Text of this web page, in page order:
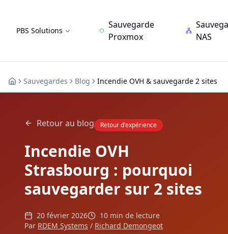
PBS Solutions
Sauvegarde
Proxmox
NAS
RDEM Systems
Sauvegardes Blog Incendie OVH & sauvegarde 2 sites
Retour au blog Retour d'expérience
Incendie OVH
Strasbourg : pourquoi
sauvegarder sur 2 sites
20 février 2026 10 min de lecture
Par RDEM Systems / Richard Demongeot